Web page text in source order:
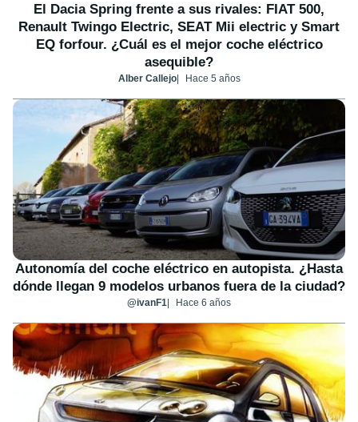
El Dacia Spring frente a sus rivales: FIAT 500,
Renault Twingo Electric, SEAT Mii electric y Smart
EQ forfour. ¿Cuál es el mejor coche eléctrico
asequible?
Alber Callejo Hace 5 años
Autonomía del coche eléctrico en autopista. ¿Hasta
dónde llegan 9 modelos urbanos fuera de la ciudad?
@ivanF1 Hace 6 años